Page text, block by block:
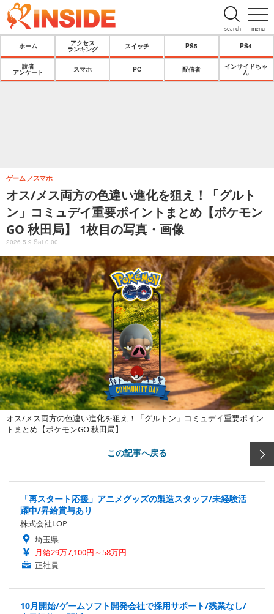
menu
search
ホーム
アクセス
ランキング
スイッチ PS5 PS4
読者
アンケート
スマホ PC 配信者
インサイドちゃ
ん
オス/メス両方の色違い進化を狙え！「グルト
ン」コミュデイ重要ポイントまとめ【ポケモン
GO 秋田局】 1枚目の写真・画像
ゲーム スマホ
2026.5.9 Sat 0:00
オス/メス両方の色違い進化を狙え！「グルトン」コミュデイ重要ポイン
トまとめ【ポケモンGO 秋田局】
この記事へ戻る
「再スタート応援」アニメグッズの製造スタッフ/未経験活
躍中/昇給賞与あり
株式会社LOP
埼玉県
月給29万7,100円～58万円
正社員
10月開始/ゲームソフト開発会社で採用サポート/残業なし/